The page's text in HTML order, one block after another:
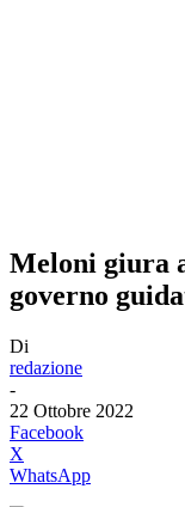
Meloni giura
governo
Di
redazione
-
22 Ottobre 2022
Facebook
X
WhatsApp